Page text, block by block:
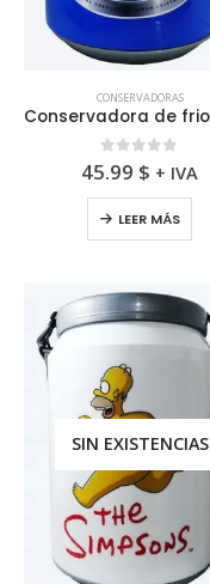
CONSERVADORAS
0fuera de 5
45.99 $ + IVA
LEER MÁS
SIN EXISTENCIAS